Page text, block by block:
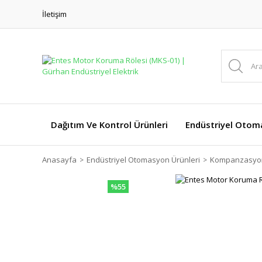
İletişim
Dağıtım Ve Kontrol Ürünleri Endüstriyel
Anasayfa Endüstriyel Otomasyon Ürünleri
%55